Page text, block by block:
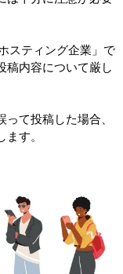
スティング企業」で
稿内容について厳し
て投稿した場合、
す。